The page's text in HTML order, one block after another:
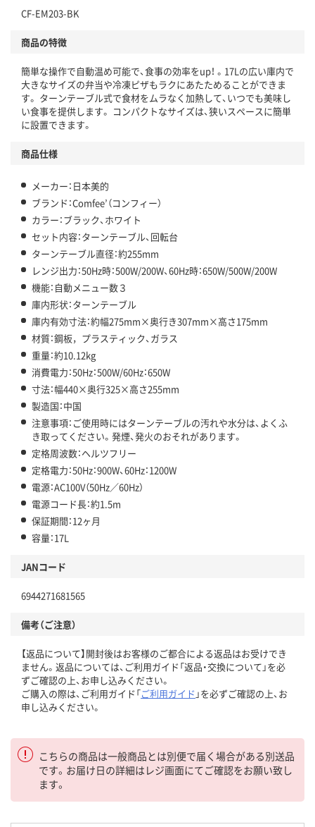
CF-EM203-BK
商品の特徴
簡単な操作で自動温め可能で、食事の効率をup！ 。17Lの広い庫内で
大きなサイズの弁当や冷凍ピザもラクにあたためることができま
す。 ターンテーブル式で食材をムラなく加熱して、いつでも美味し
い食事を提供します。 コンパクトなサイズは、狭いスペースに簡単
に設置できます。
商品仕様
メーカー：日本美的
ブランド：Comfee’（コンフィー）
カラー：ブラック、ホワイト
セット内容：ターンテーブル、回転台
ターンテーブル直径：約255mm
レンジ出力：50Hz時：500W/200W、60Hz時：650W/500W/200W
機能：自動メニュー数３
庫内形状：ターンテーブル
庫内有効寸法：約幅275mm×奥行き307mm×高さ175mm
材質：鋼板，プラスティック、ガラス
重量：約10.12kg
消費電力：50Hz：500W/60Hz：650W
寸法：幅440×奥行325×高さ255mm
製造国：中国
注意事項：ご使用時にはターンテーブルの汚れや水分は、よくふ
き取ってください。発煙、発火のおそれがあります。
定格周波数：ヘルツフリー
定格電力：50Hz：900W、60Hz：1200W
電源：AC100V（50Hz／60Hz）
電源コード長：約1.5m
保証期間：12ヶ月
容量：17L
JANコード
6944271681565
備考（ご注意）
【返品について】開封後はお客様のご都合による返品はお受けでき
ません。返品については、ご利用ガイド「返品・交換について」を必
ずご確認の上、お申し込みください。
ご購入の際は、ご利用ガイド「ご利用ガイド 」を必ずご確認の上、お
申し込みください。
こちらの商品は一般商品とは別便で届く場合がある別送品
です。お届け日の詳細はレジ画面にてご確認をお願い致し
ます。